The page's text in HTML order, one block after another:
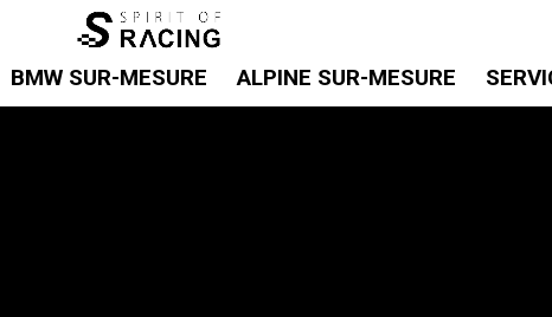
BMW SUR-MESURE ALPINE SUR-MESURE